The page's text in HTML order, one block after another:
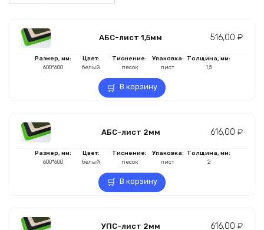
АБС-лист 1,5мм 516,00 ₽
Размер, мм:
600*600
Цвет:
белый
Тиснение:
песок
Упаковка:
лист
Толщина, мм:
1,5
В корзину
АБС-лист 2мм 616,00 ₽
Размер, мм:
600*600
Цвет:
белый
Тиснение:
песок
Упаковка:
лист
Толщина, мм:
2
В корзину
УПС-лист 2мм 616,00 ₽